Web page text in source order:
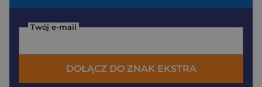
Twój e-mail
DOŁĄCZ DO ZNAK EKSTRA